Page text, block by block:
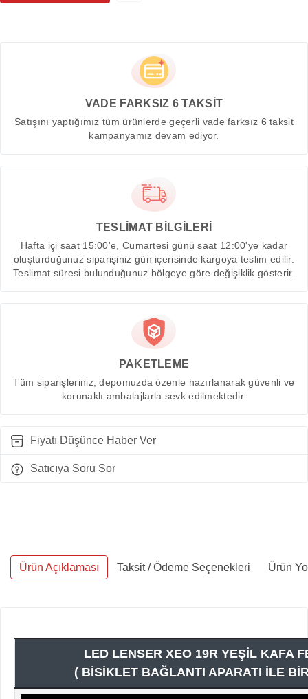
VADE FARKSIZ 6 TAKSİT
Satışını yaptığımız tüm ürünlerde geçerli vade farksız 6 taksit
kampanyamız devam ediyor.
TESLİMAT BİLGİLERİ
Hafta içi saat 15:00'e, Cumartesi günü saat 12:00'ye kadar
oluşturduğunuz siparişiniz gün içerisinde kargoya teslim edilir.
Teslimat süresi bulunduğunuz bölgeye göre değişiklik gösterir.
PAKETLEME
Tüm siparişleriniz, depomuzda özenle hazırlanarak güvenli ve
korunaklı ambalajlarla sevk edilmektedir.
Fiyatı Düşünce Haber Ver
Satıcıya Soru Sor
Ürün Açıklaması Taksit / Ödeme Seçenekleri Ürün
LED LENSER XEO 19R YEŞİL KAFA
( BİSİKLET BAĞLANTI APARATI İLE